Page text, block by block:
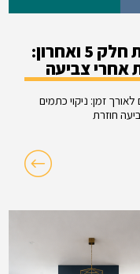
המדריך המלא לצביעת הבית חלק 5 ואחרון:
אחרי צביעה
זמן: ניקוי כתמים
חוזרת